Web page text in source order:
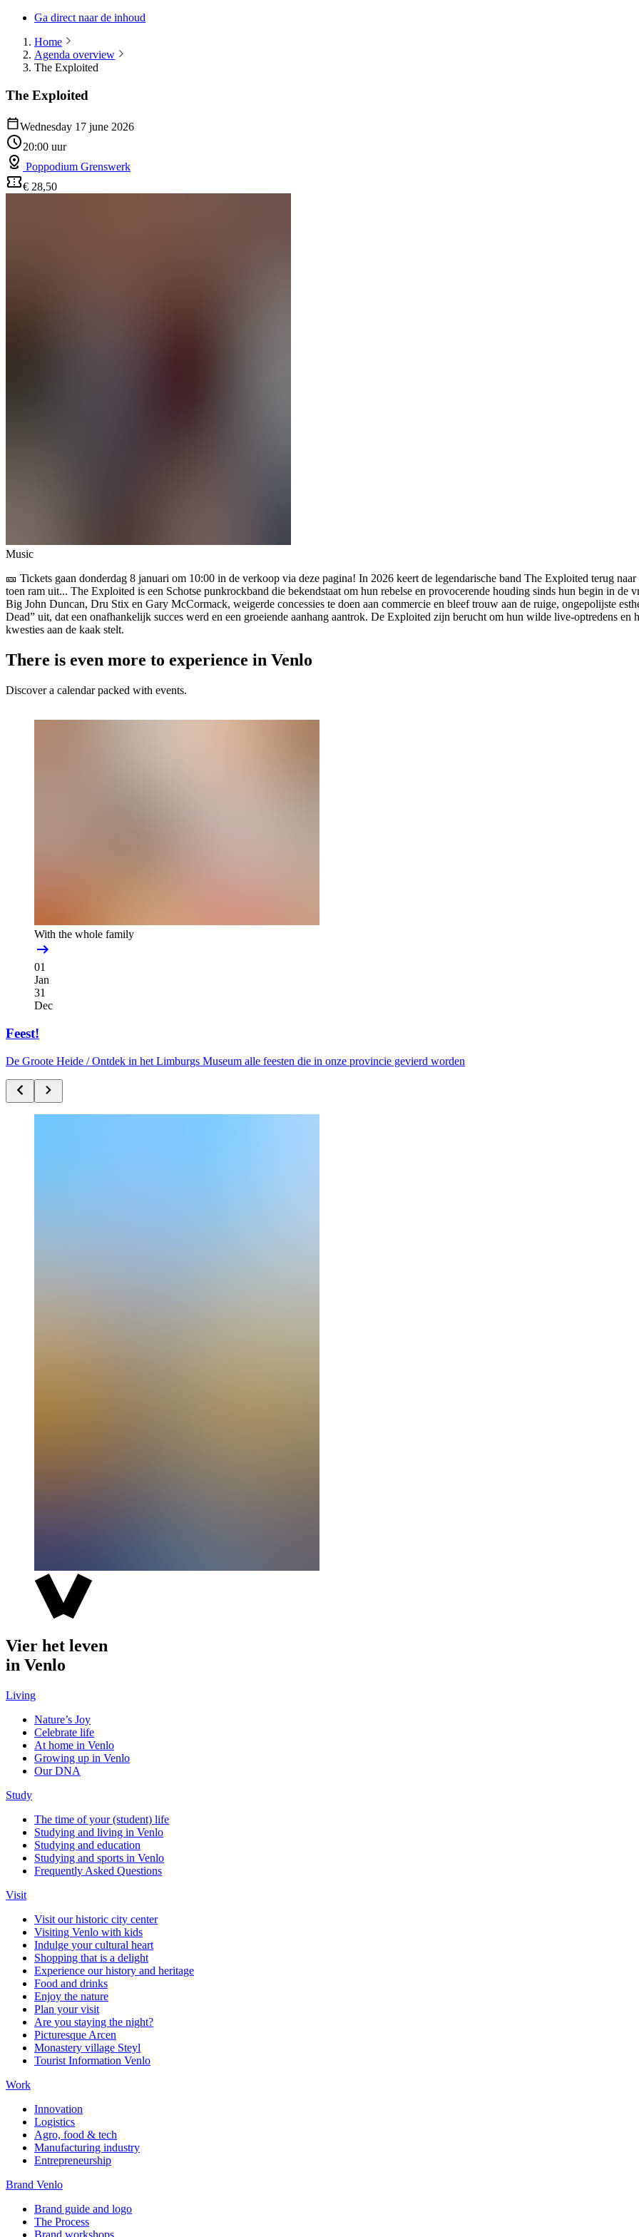
Ga direct naar de inhoud
Home
Agenda overview
The Exploited
The Exploited
Wednesday 17 june 2026
20:00 uur
Poppodium Grenswerk
€ 28,50
Music
🎫 Tickets gaan donderdag 8 januari om 10:00 in de verkoop via deze pagina! In 2026 keert de legendarische band The Exploited terug
toen ram uit... The Exploited is een Schotse punkrockband die bekendstaat om hun rebelse en provocerende houding sinds hun begin in de
Big John Duncan, Dru Stix en Gary McCormack, weigerde concessies te doen aan commercie en bleef trouw aan de ruige, ongepolijste
Dead” uit, dat een onafhankelijk succes werd en een groeiende aanhang aantrok. De Exploited zijn berucht om hun wilde live-optredens
kwesties aan de kaak stelt.
There is even more to experience in Venlo
Discover a calendar packed with events.
With the whole family
01
Jan
31
Dec
Feest!
De Groote Heide /Ontdek in het Limburgs Museum alle feesten die in onze provincie gevierd worden
Vier het leven
in Venlo
Living
Nature’s Joy
Celebrate life
At home in Venlo
Growing up in Venlo
Our DNA
Study
The time of your (student) life
Studying and living in Venlo
Studying and education
Studying and sports in Venlo
Frequently Asked Questions
Visit
Visit our historic city center
Visiting Venlo with kids
Indulge your cultural heart
Shopping that is a delight
Experience our history and heritage
Food and drinks
Enjoy the nature
Plan your visit
Are you staying the night?
Picturesque Arcen
Monastery village Steyl
Tourist Information Venlo
Work
Innovation
Logistics
Agro, food & tech
Manufacturing industry
Entrepreneurship
Brand Venlo
Brand guide and logo
The Process
Brand workshops